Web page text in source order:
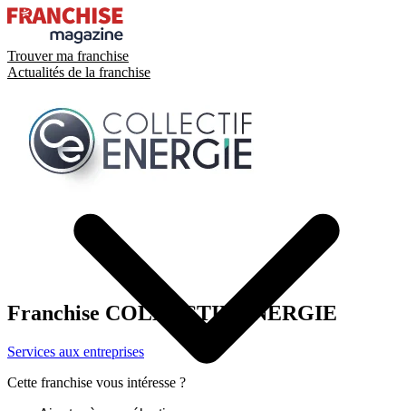
Trouver ma franchise
Actualités de la franchise
Franchise COLLECTIF ÉNERGIE
Services aux entreprises
Cette franchise vous intéresse ?